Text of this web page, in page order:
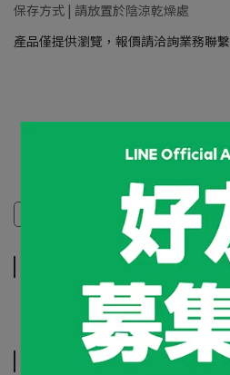
保存方式 | 請放置於陰涼乾燥處
產品僅提供瀏覽，報價請洽詢業務聯繫
規格說明
相關商品